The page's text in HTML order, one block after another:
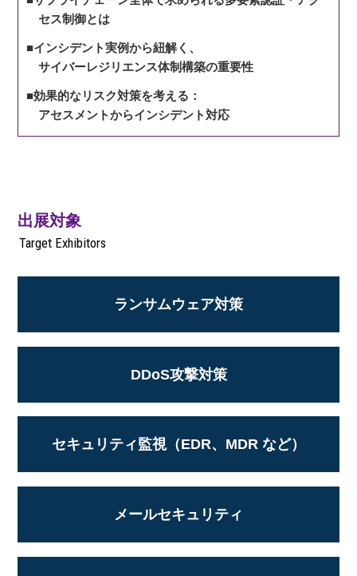
セス制御とは
■インシデント実例から紐解く、
サイバーレジリエンス体制構築の重要性
■効果的なリスク対策を考える：
アセスメントからインシデント対応
出展対象
Target Exhibitors
ランサムウェア対策
DDoS攻撃対策
セキュリティ監視（EDR、MDR など）
メールセキュリティ